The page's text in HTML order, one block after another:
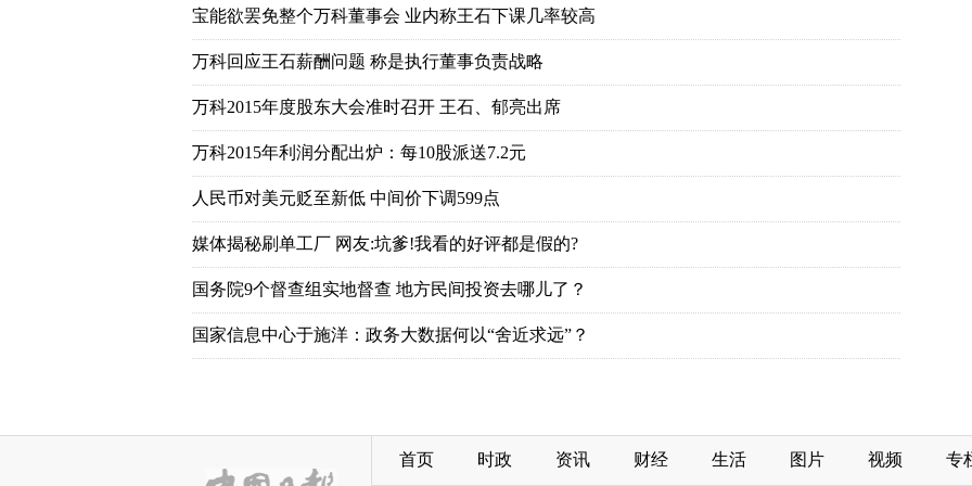
宝能欲罢免整个万科董事会 业内称王石下课几率较高
万科回应王石薪酬问题 称是执行董事负责战略
万科2015年度股东大会准时召开 王石、郁亮出席
万科2015年利润分配出炉：每10股派送7.2元
人民币对美元贬至新低 中间价下调599点
媒体揭秘刷单工厂 网友:坑爹!我看的好评都是假的?
国务院9个督查组实地督查 地方民间投资去哪儿了？
国家信息中心于施洋：政务大数据何以“舍近求远”？
首页 时政 资讯 财经 生活 图片 视频 专